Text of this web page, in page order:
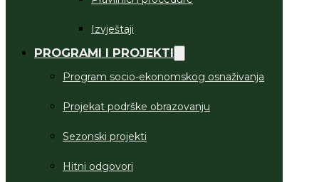
Izvještaji
PROGRAMI I PROJEKTI
Program socio-ekonomskog osnaživanja
Projekat podrške obrazovanju
Sezonski projekti
Hitni odgovori